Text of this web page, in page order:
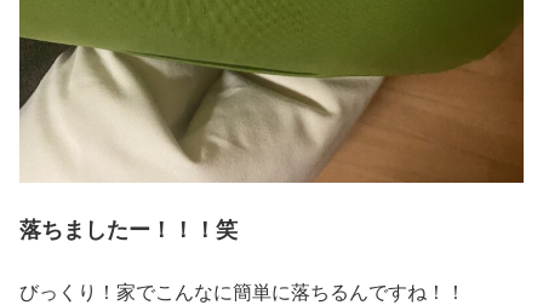
落ちましたー！！！笑
びっくり！家でこんなに簡単に落ちるんですね！！